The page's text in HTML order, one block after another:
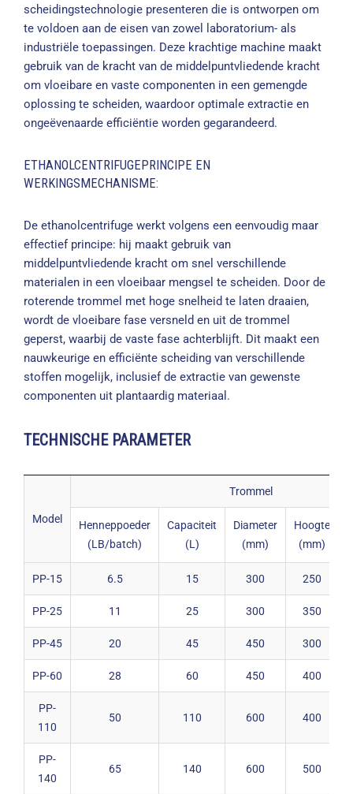
scheidingstechnologie presenteren die is ontworpen om
te voldoen aan de eisen van zowel laboratorium- als
industriële toepassingen. Deze krachtige machine maakt
gebruik van de kracht van de middelpuntvliedende kracht
om vloeibare en vaste componenten in een gemengde
oplossing te scheiden, waardoor optimale extractie en
ongeëvenaarde efficiëntie worden gegarandeerd.
ETHANOLCENTRIFUGEPRINCIPE EN
WERKINGSMECHANISME:
De ethanolcentrifuge werkt volgens een eenvoudig maar
effectief principe: hij maakt gebruik van
middelpuntvliedende kracht om snel verschillende
materialen in een vloeibaar mengsel te scheiden. Door de
roterende trommel met hoge snelheid te laten draaien,
wordt de vloeibare fase versneld en uit de trommel
geperst, waarbij de vaste fase achterblijft. Dit maakt een
nauwkeurige en efficiënte scheiding van verschillende
stoffen mogelijk, inclusief de extractie van gewenste
componenten uit plantaardig materiaal.
TECHNISCHE PARAMETER
Model
Trommel
Henneppoeder
(LB/batch)
Capaciteit
(L)
Diameter
(mm)
Hoogte
(mm)
PP-15 6.5 15 300 250
PP-25 11 25 300 350
PP-45 20 45 450 300
PP-60 28 60 450 400
PP-
110
50 110 600 400
PP-
140
65 140 600 500